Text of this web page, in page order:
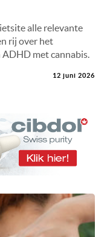
alle relevante
rij over het
met cannabis.
12 juni 2026